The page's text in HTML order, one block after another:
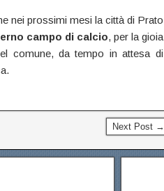
nei prossimi mesi la città di Prato
campo di calcio, per la gioia
comune, da tempo in attesa di
Next Post →